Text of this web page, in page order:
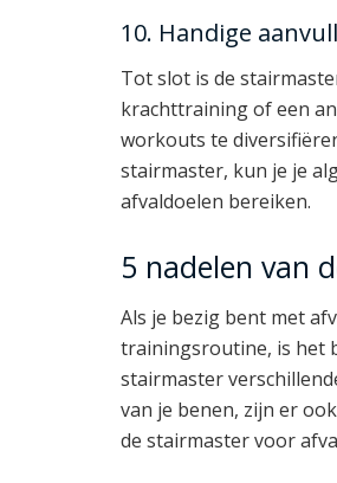
10. Handige
Tot slot is de
krachttraining of een
workouts te
stairmaster, kun je je
afvaldoelen bereiken.
5 nadelen van
Als je bezig bent met
trainingsroutine, is het
stairmaster
van je benen, zijn er
de stairmaster voor